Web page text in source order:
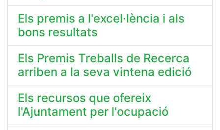
Els premis a l'excel·lència i als
bons resultats
Els Premis Treballs de Recerca
arriben a la seva vintena edició
Els recursos que ofereix
l'Ajuntament per l'ocupació